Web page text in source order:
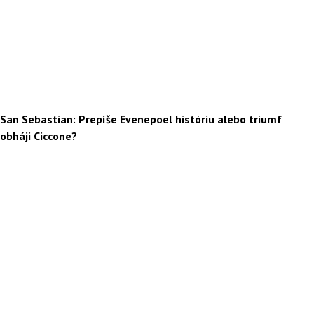
San Sebastian: Prepíše Evenepoel históriu alebo triumf
obháji Ciccone?